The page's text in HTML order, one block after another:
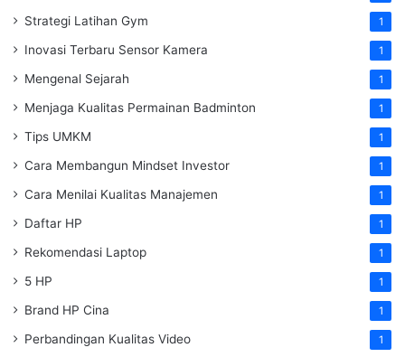
Strategi Latihan Gym 1
Inovasi Terbaru Sensor Kamera 1
Mengenal Sejarah 1
Menjaga Kualitas Permainan Badminton 1
Tips UMKM 1
Cara Membangun Mindset Investor 1
Cara Menilai Kualitas Manajemen 1
Daftar HP 1
Rekomendasi Laptop 1
5 HP 1
Brand HP Cina 1
Perbandingan Kualitas Video 1